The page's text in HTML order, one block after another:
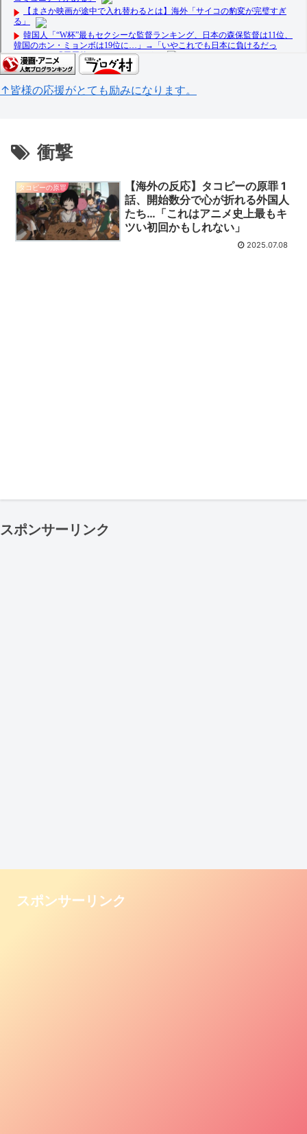
↑皆様の応援がとても励みになります。
衝撃
タコピーの原罪
【海外の反応】タコピーの原罪 1
話、開始数分で心が折れる外国人
たち…「これはアニメ史上最もキ
ツい初回かもしれない」
2025.07.08
スポンサーリンク
スポンサーリンク